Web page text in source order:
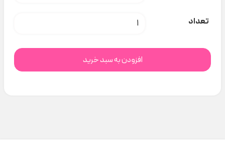
تعداد سرهمی کبریتی بافت کد B000110 عدد
افزودن به سبد خرید